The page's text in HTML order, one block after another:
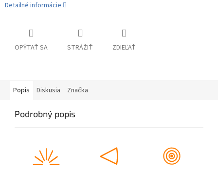
Detailné informácie
OPÝTAŤ SA STRÁŽIŤ ZDIEĽAŤ
Popis Diskusia Značka
Podrobný popis